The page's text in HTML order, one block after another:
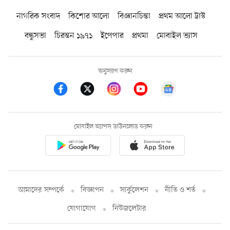
নাগরিক সংবাদ কিশোর আলো বিজ্ঞানচিন্তা
প্রথম আলো ট্রাস্ট
বন্ধুসভা
চিরন্তন ১৯৭১ ইপেপার প্রথমা মোবাইল ভ্যাস
অনুসরণ করুন
মোবাইল অ্যাপস ডাউনলোড করুন
আমাদের সম্পর্কে বিজ্ঞাপন সার্কুলেশন
নীতি ও শর্ত
যোগাযোগ
নিউজলেটার